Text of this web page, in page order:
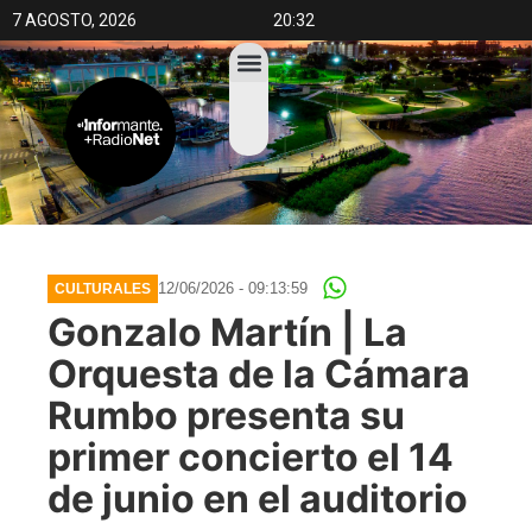
7 AGOSTO, 2026 20:32
CULTURALES 12/06/2026 - 09:13:59
Gonzalo Martín | La
Orquesta de la Cámara
Rumbo presenta su
primer concierto el 14
de junio en el auditorio